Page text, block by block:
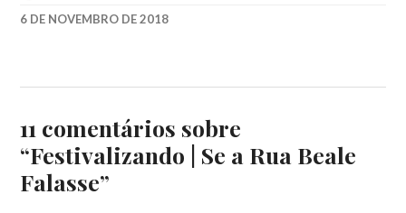
6 DE NOVEMBRO DE 2018
BARRY
DOMINGO,
FESTIVAL
DO
RIO,
11 comentários sobre
“Festivalizando | Se a Rua Beale
Falasse”